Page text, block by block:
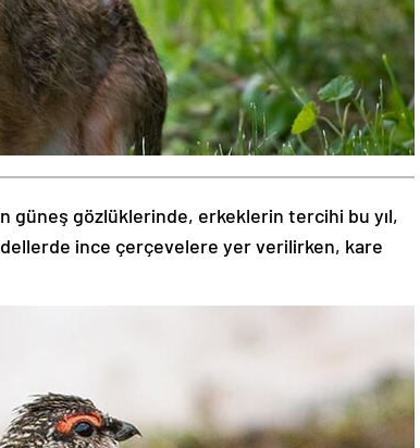
güneş gözlüklerinde, erkeklerin tercihi bu yıl,
ince çerçevelere yer verilirken, kare